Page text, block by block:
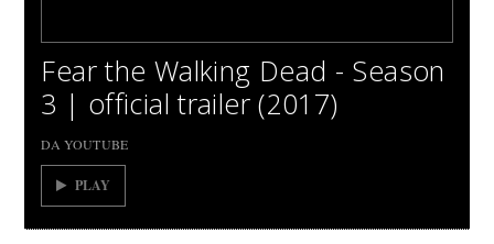
Fear the Walking Dead - Season
3 | official trailer (2017)
DA YOUTUBE
PLAY